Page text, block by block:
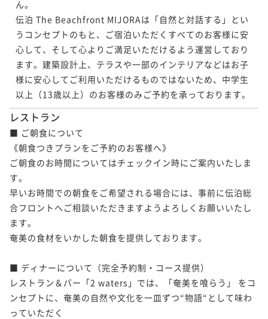
ん。
伝泊 The Beachfront MIJORAは「自然と対話する」とい
うコンセプトのもと、ご宿泊いただくすべてのお客様に安
心して、そして心よりご満足いただけるよう運営しており
ます。建築設計上、テラスや一部のインテリアなどはお子
様に安心してご利用いただけるものではないため、中学生
レストラン
■ ご朝食について
《朝食つきプランをご予約のお客様へ》
ご朝食のお時間についてはチェックイン時にご案内いたしま
す。
早いお時間での朝食をご希望される場合には、事前に伝泊総
合フロントへご相談いただきますようよろしくお願いいたし
ます。
奄美の食材をいかした朝食を提供しております。
■ ディナーについて（完全予約制・コース提供）
レストラン＆バー「2 waters」では、「奄美を喰らう」 をコ
ンセプトに、奄美の自然や文化を一皿ずつ“物語“として味わ
っていただく